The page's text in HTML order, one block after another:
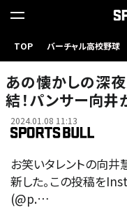
TOP バーチャル高校野球
あの懐かしの深
結！パンサー向井
2024.01.08 11:13
お笑いタレントの向井
新した。この投稿を
(@p.…